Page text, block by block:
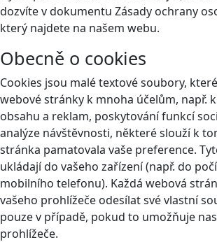
dozvíte v dokumentu Zásady ochrany
který najdete na našem webu.
Obecně o cookies
Cookies jsou malé textové soubory,
webové stránky k mnoha účelům, např.
obsahu a reklam, poskytování funkcí
analýze návštěvnosti, některé slouží k
stránka pamatovala vaše preference.
ukládají do vašeho zařízení (např. do
mobilního telefonu). Každá webová
vašeho prohlížeče odesílat své vlastní
pouze v případě, pokud to umožňuje
prohlížeče.